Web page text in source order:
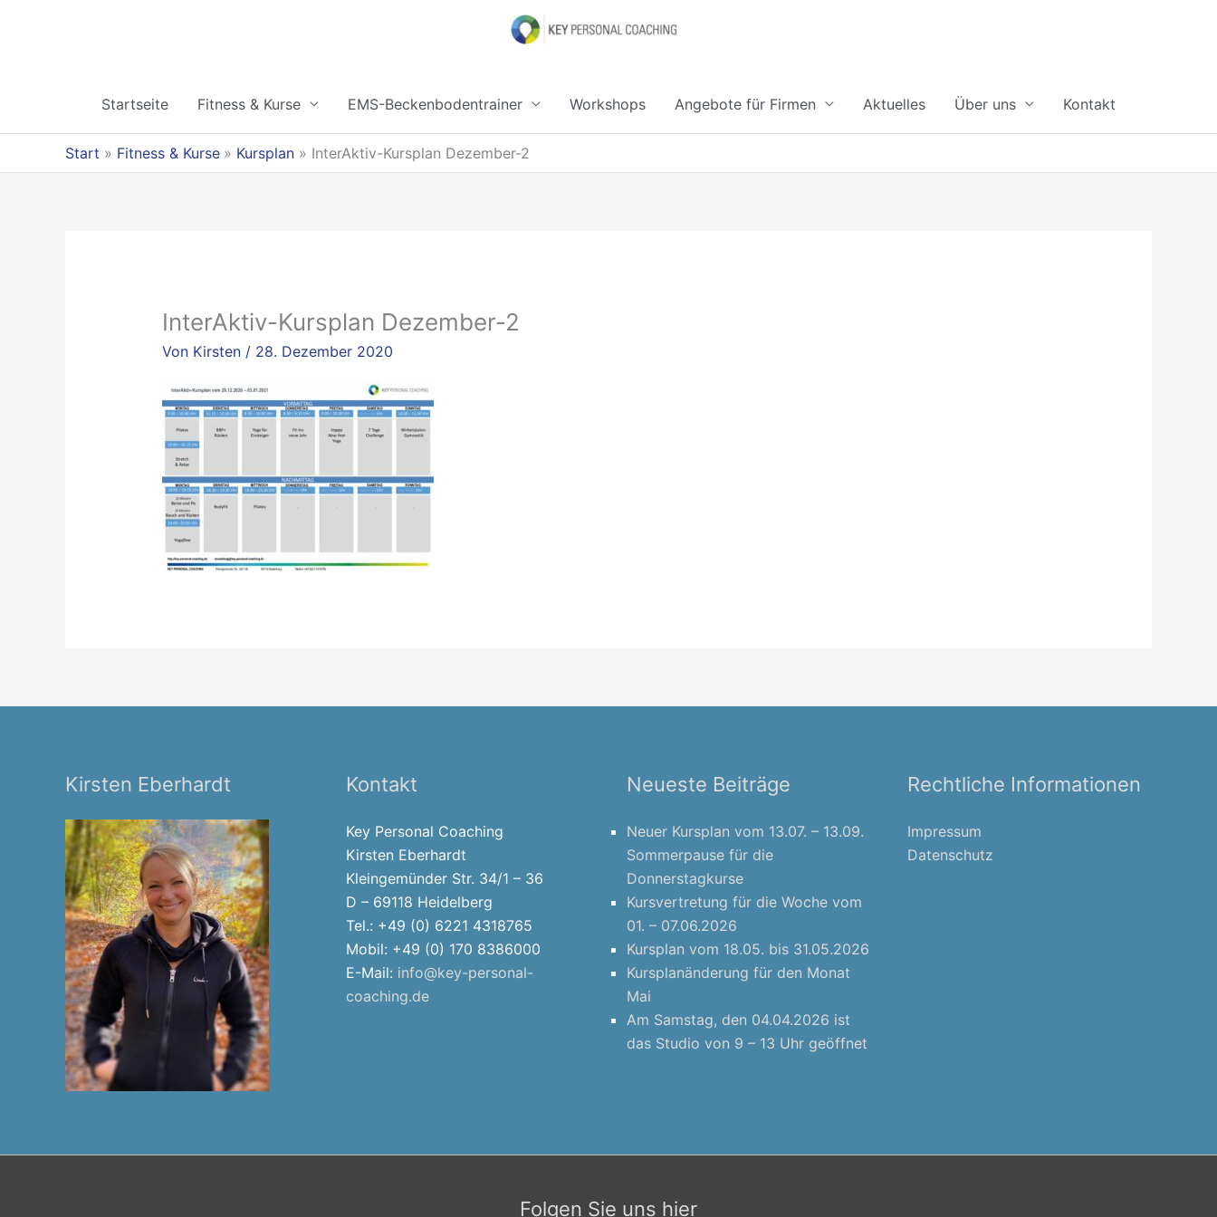
Startseite Fitness & Kurse EMS-Beckenbodentrainer Workshops Angebote für Firmen Aktuelles Über uns Kontakt
Start Fitness & Kurse Kursplan InterAktiv-Kursplan Dezember-2
InterAktiv-Kursplan Dezember-2
Von Kirsten / 28. Dezember 2020
Kirsten Eberhardt Kontakt
Key Personal Coaching
Kirsten Eberhardt
Kleingemünder Str. 34/1 – 36
D – 69118 Heidelberg
Tel.: +49 (0) 6221 4318765
Mobil: +49 (0) 170 8386000
E-Mail: info@key-personal-
coaching.de
Neueste Beiträge
Neuer Kursplan vom 13.07. – 13.09.
Sommerpause für die
Donnerstagkurse
Kursvertretung für die Woche vom
01. – 07.06.2026
Kursplan vom 18.05. bis 31.05.2026
Kursplanänderung für den Monat
Mai
Am Samstag, den 04.04.2026 ist
das Studio von 9 – 13 Uhr geöffnet
Rechtliche Informationen
Impressum
Datenschutz
Folgen Sie uns hier